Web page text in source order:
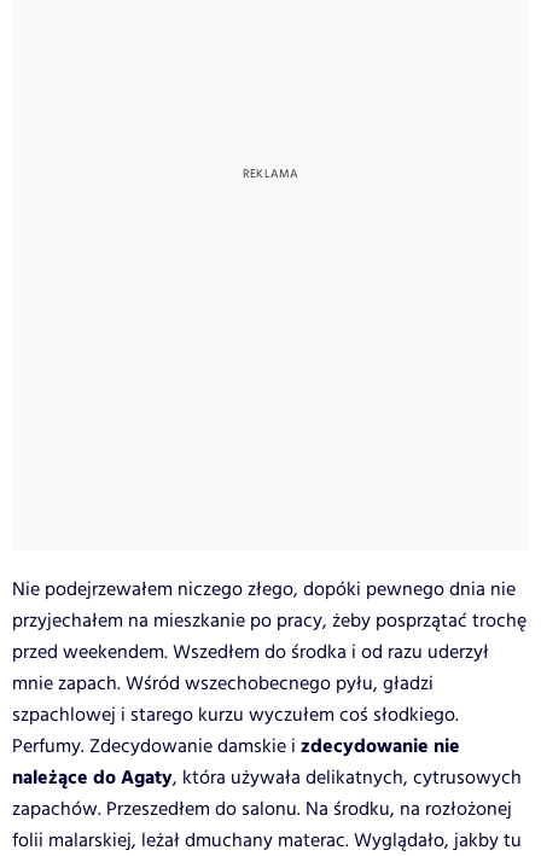
Nie podejrzewałem niczego złego, dopóki pewnego dnia nie
przyjechałem na mieszkanie po pracy, żeby posprzątać trochę
przed weekendem. Wszedłem do środka i od razu uderzył
mnie zapach. Wśród wszechobecnego pyłu, gładzi
szpachlowej i starego kurzu wyczułem coś słodkiego.
Perfumy. Zdecydowanie damskie i zdecydowanie nie
należące do Agaty, która używała delikatnych, cytrusowych
zapachów. Przeszedłem do salonu. Na środku, na rozłożonej
folii malarskiej, leżał dmuchany materac. Wyglądało, jakby tu